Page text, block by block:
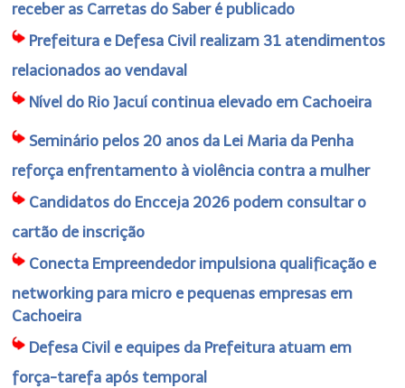
receber as Carretas do Saber é publicado
Prefeitura e Defesa Civil realizam 31 atendimentos
relacionados ao vendaval
Nível do Rio Jacuí continua elevado em Cachoeira
Seminário pelos 20 anos da Lei Maria da Penha
reforça enfrentamento à violência contra a mulher
Candidatos do Encceja 2026 podem consultar o
cartão de inscrição
Conecta Empreendedor impulsiona qualificação e
networking para micro e pequenas empresas em
Cachoeira
Defesa Civil e equipes da Prefeitura atuam em
força-tarefa após temporal